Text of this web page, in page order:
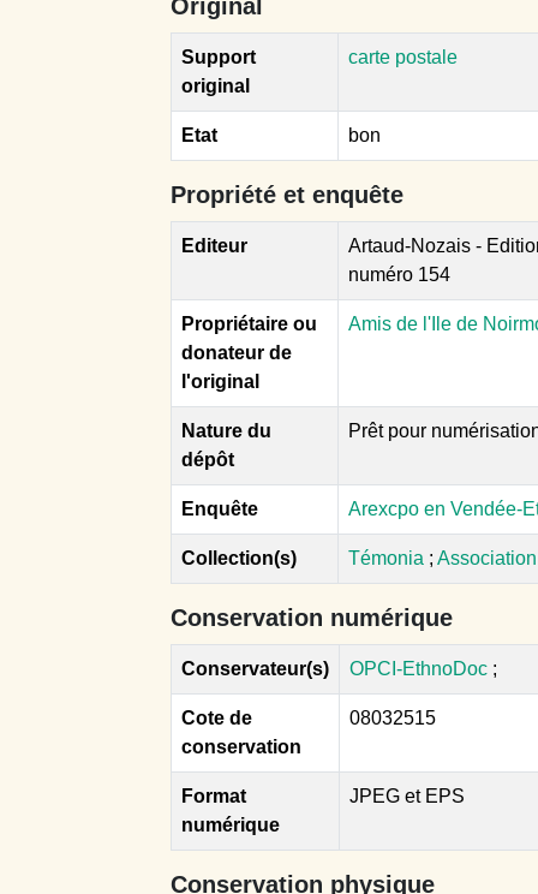
Original
Support
original
carte postale
Etat bon
Propriété et enquête
Editeur
Artaud-Nozais -
numéro 154
Propriétaire ou
donateur de
l'original
Amis de l'Ile de
Nature du
dépôt
Prêt pour
Enquête Arexcpo en Vendée-
Collection(s) Témonia ;
Conservation numérique
Conservateur(s) OPCI-EthnoDoc ;
Cote de
conservation
08032515
Format
numérique
JPEG et EPS
Conservation physique